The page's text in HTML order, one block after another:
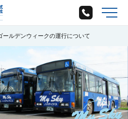
メ
ールデンウィークの運行について